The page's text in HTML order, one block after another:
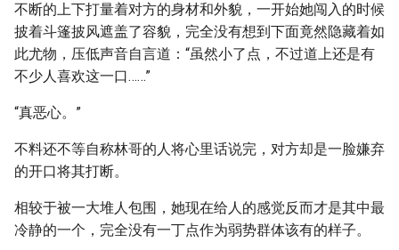
不断的上下打量着对方的身材和外貌，一开始她闯入的时候
披着斗篷披风遮盖了容貌，完全没有想到下面竟然隐藏着如
此尤物，压低声音自言道：“虽然小了点，不过道上还是有
不少人喜欢这一口……”
“真恶心。”
不料还不等自称林哥的人将心里话说完，对方却是一脸嫌弃
的开口将其打断。
相较于被一大堆人包围，她现在给人的感觉反而才是其中最
冷静的一个，完全没有一丁点作为弱势群体该有的样子。